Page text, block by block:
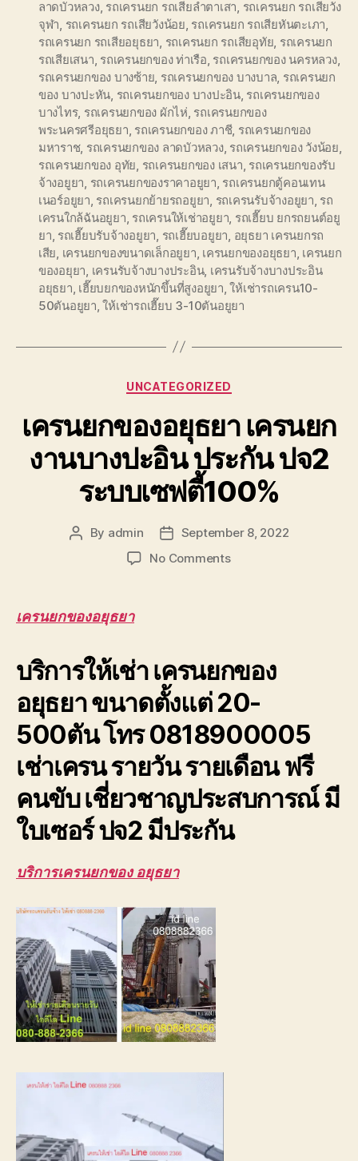
ลาดบัวหลวง, รถเครนยก รถเสียลำตาเสา รถเครนยก รถเสียวัง
จุฬา รถเครนยก รถเสียวังน้อย รถเครนยก รถเสียหันตะเภา
รถเครนยก รถเสียอยุธยา รถเครนยก รถเสียอุทัย รถเครนยก
รถเสียเสนา รถเครนยกของ ท่าเรือ รถเครนยกของ นครหลวง,
รถเครนยกของ บางซ้าย รถเครนยกของ บางบาล รถเครนยก
ของ บางปะหัน รถเครนยกของ บางปะอิน, รถเครนยกของ
บางไทร, รถเครนยกของ ผักไห่ รถเครนยกของ
พระนครศรีอยุธยา รถเครนยกของ ภาชี, รถเครนยกของ
มหาราช, รถเครนยกของ ลาดบัวหลวง, รถเครนยกของ วังน้อย
รถเครนยกของ อุทัย รถเครนยกของ เสนา รถเครนยกของรับ
จ้างอยูยา รถเครนยกของราคาอยูยา รถเครนยกตู้คอนเทน
เนอร์อยูยา รถเครนยกย้ายรถอยูยา รถเครนรับจ้างอยูยา รถ
เครนใกล้ฉันอยูยา รถเครนให้เช่าอยูยา รถเฮี๊ยบ ยกรถยนต์อยู
ยา รถเฮี๊ยบรับจ้างอยูยา รถเฮี๊ยบอยูยา อยุธยา เครนยกรถ
เสีย เครนยกของขนาดเล็กอยูยา เครนยกของอยุธยา เครนยก
ของอยุยา เครนรับจ้างบางประอิน, เครนรับจ้างบางประอิน
อยุธยา เฮี๊ยบยกของหนักขึ้นที่สูงอยูยา ,ให้เช่ารถเครน10-
50ตันอยูยา ,ให้เช่ารถเฮี๊ยบ 3-10ตันอยูยา
Categories
UNCATEGORIZED
เครนยกของอยุธยา เครนยก
งานบางปะอิน ประกัน ปจ2
ระบบเซฟตี้100%
Post
By admin
Post
date
September 8, 2022
No Commentson
ยก
งาน
บางปะอิน
ประกัน
ปจ2
ระบบ
เซฟตี้100%
เครนยกของอยุธยา
บริการให้เช่า เครนยกของ
อยุธยา ขนาดตั้งแต่ 20-
500ตัน โทร 0818900005
เช่าเครน รายวัน รายเดือน ฟรี
คนขับ เชี่ยวชาญประสบการณ์ มี
ใบเซอร์ ปจ2 มีประกัน
บริการเครนยกของ อยุธยา